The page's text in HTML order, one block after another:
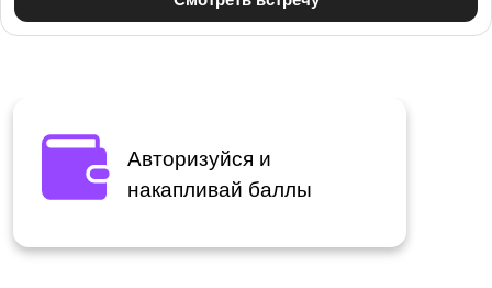
Авторизуйся и
накапливай баллы